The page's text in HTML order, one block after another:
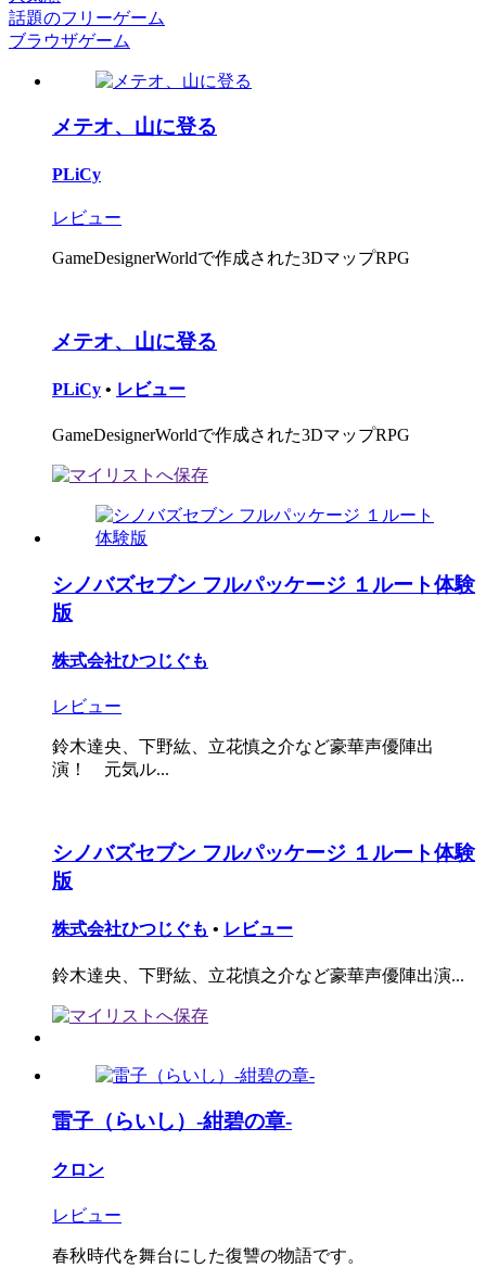
話題のフリーゲーム
ブラウザゲーム
メテオ、山に登る
PLiCy
レビュー
GameDesignerWorldで作成された3DマップRPG
メテオ、山に登る
PLiCy • レビュー
GameDesignerWorldで作成された3DマップRPG
シノバズセブン フルパッケージ １ルート体験
版
株式会社ひつじぐも
レビュー
鈴木達央、下野紘、立花慎之介など豪華声優陣出
演！ 元気ル...
シノバズセブン フルパッケージ １ルート体験
版
株式会社ひつじぐも • レビュー
鈴木達央、下野紘、立花慎之介など豪華声優陣出演...
雷子（らいし）-紺碧の章-
クロン
レビュー
春秋時代を舞台にした復讐の物語です。